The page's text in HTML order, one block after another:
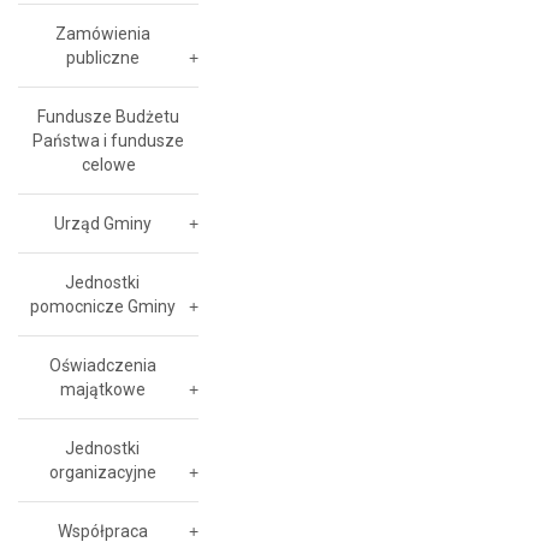
Zamówienia
publiczne
Fundusze Budżetu
Państwa i fundusze
celowe
Urząd Gminy
Jednostki
pomocnicze Gminy
Oświadczenia
majątkowe
Jednostki
organizacyjne
Współpraca